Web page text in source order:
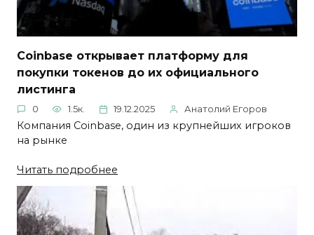
Coinbase открывает платформу для
покупки токенов до их официального
листинга
0 1.5к. 19.12.2025 Анатолий Егоров
Компания Coinbase, один из крупнейших игроков
на рынке
Читать подробнее